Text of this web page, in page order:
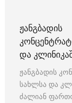
ᲟᲐᲜᲒᲑᲐᲓᲘᲡ
ᲓᲐ
ჟანგბადის
სახლსა და
ძალიან